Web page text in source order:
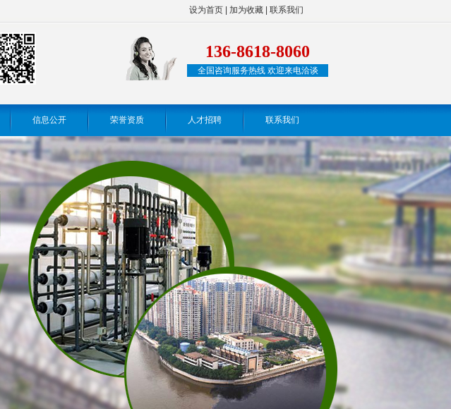
设为首页 加为收藏 联系我们
136-8618-8060
全国咨询服务热线 欢迎来电洽谈
信息公开 荣誉资质 人才招聘 联系我们